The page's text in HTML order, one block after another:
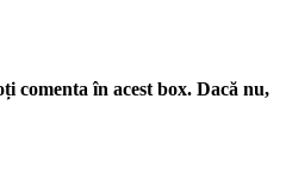
comenta în acest box. Dacă nu,